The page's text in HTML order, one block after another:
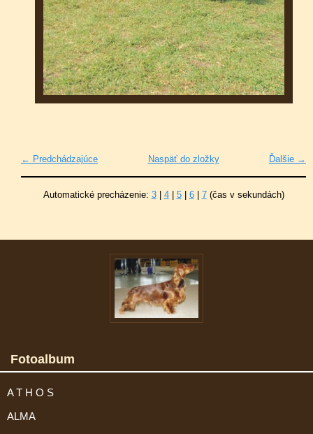
← Predchádzajúce Ďalšie →
Naspäť do zložky
Automatické precházenie: 3| 4| 5| 6| 7(čas v sekundách)
Fotoalbum
A T H O S
ALMA